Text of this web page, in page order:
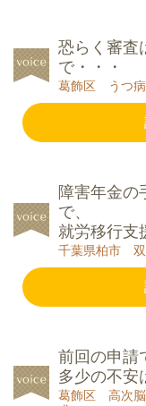
恐らく審査
で・・・
葛飾区 うつ
障害年金の
で、
就労移行支
千葉県柏市
前回の申請
多少の不安
葛飾区 高次